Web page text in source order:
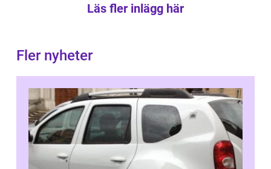
Läs fler inlägg här
Fler nyheter